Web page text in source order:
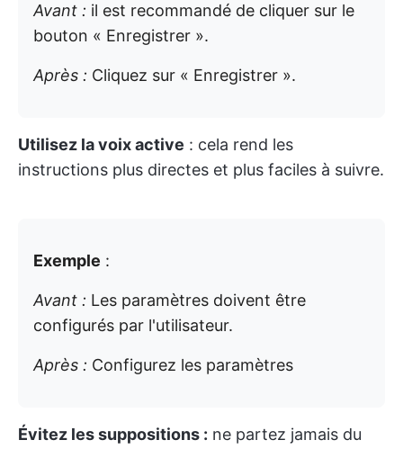
Avant : il est recommandé de cliquer sur le
bouton « Enregistrer ».
Après : Cliquez sur « Enregistrer ».
Utilisez la voix active : cela rend les
instructions plus directes et plus faciles à suivre.
Exemple :
Avant : Les paramètres doivent être
configurés par l'utilisateur.
Après : Configurez les paramètres
Évitez les suppositions : ne partez jamais du